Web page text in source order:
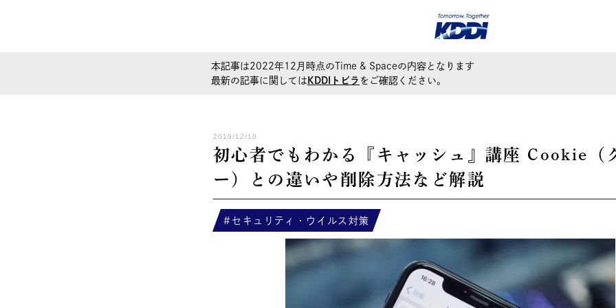
本記事は2022年12月時点のTime & Spaceの内容となります
最新の記事に関しては KDDIトビラ をご確認ください。
2019/12/10
初心者でもわかる『キャッシュ』講座 Cookie（
ー）との違いや削除方法など解説
セキュリティ・ウイルス対策